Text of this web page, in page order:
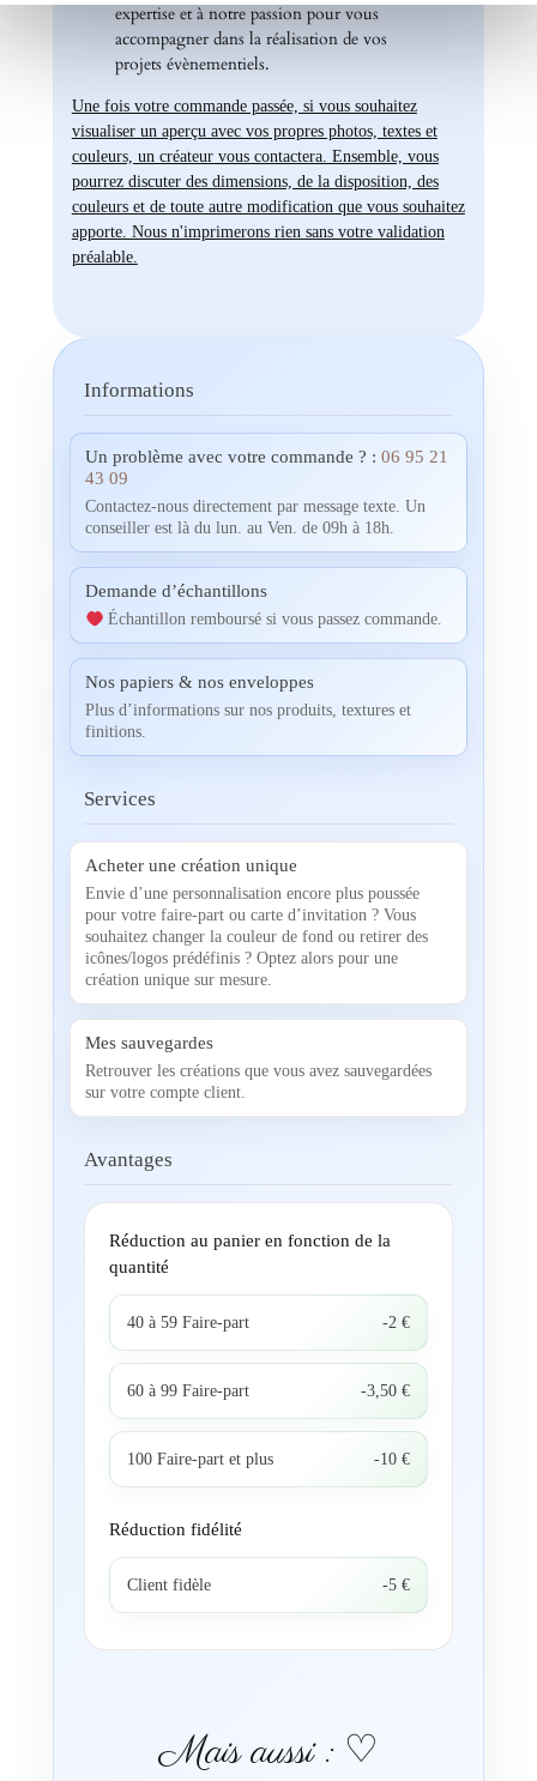
expertise et à notre passion pour vous
accompagner dans la réalisation de vos
projets évènementiels.
Une fois votre commande passée, si vous souhaitez
visualiser un aperçu avec vos propres photos, textes et
couleurs, un créateur vous contactera. Ensemble, vous
pourrez discuter des dimensions, de la disposition, des
couleurs et de toute autre modification que vous souhaitez
apporte. Nous n'imprimerons rien sans votre validation
préalable.
Informations
Un problème avec votre commande ? : 06 95 21
43 09
Contactez-nous directement par message texte. Un
conseiller est là du lun. au Ven. de 09h à 18h.
Demande d’échantillons
Échantillon remboursé si vous passez commande.
Nos papiers & nos enveloppes
Plus d’informations sur nos produits, textures et
finitions.
Services
Acheter une création unique
Envie d’une personnalisation encore plus poussée
pour votre faire-part ou carte d’invitation ? Vous
souhaitez changer la couleur de fond ou retirer des
icônes/logos prédéfinis ? Optez alors pour une
création unique sur mesure.
Mes sauvegardes
Retrouver les créations que vous avez sauvegardées
sur votre compte client.
Avantages
Réduction au panier en fonction de la
quantité
40 à 59 Faire-part -2 €
60 à 99 Faire-part -3,50 €
100 Faire-part et plus -10 €
Réduction fidélité
Client fidèle -5 €
Mais aussi : ♡